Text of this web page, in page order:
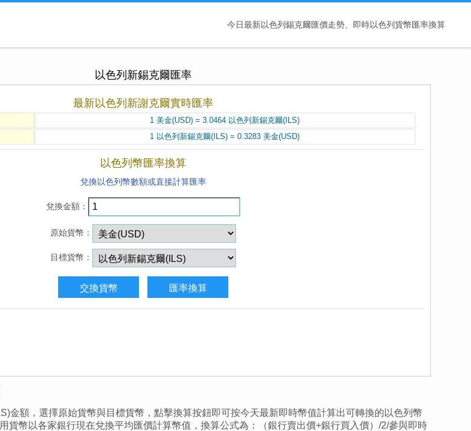
今日最新以色列錫克爾匯價走勢、即時以色列貨幣匯率換算
以色列新錫克爾匯率
最新以色列新謝克爾實時匯率
1 美金(USD) = 3.0464 以色列新錫克爾(ILS)
1 以色列新錫克爾(ILS) = 0.3283 美金(USD)
以色列幣匯率換算
兌換以色列幣數額或直接計算匯率
兌換金額：
原始貨幣：
目標貨幣：
金額，選擇原始貨幣與目標貨幣，點擊換算按鈕即可按今天最新即時幣值計算出可轉換的以色列幣
貨幣以各家銀行現在兌換平均匯價計算幣值，換算公式為：（銀行賣出價+銀行買入價）/2/參與即時